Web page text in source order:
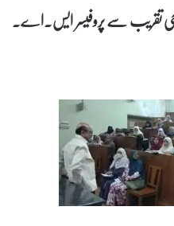
تقریب سے پروفیسر ایس۔اے۔